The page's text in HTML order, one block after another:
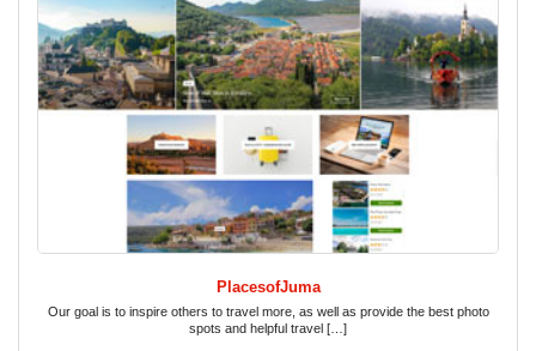
PlacesofJuma
Our goal is to inspire others to travel more, as well as provide the best photo
spots and helpful travel […]